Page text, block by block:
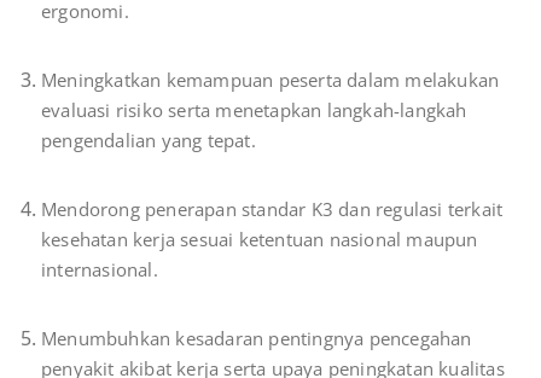
ergonomi.
Meningkatkan kemampuan peserta dalam melakukan
evaluasi risiko serta menetapkan langkah-langkah
pengendalian yang tepat.
Mendorong penerapan standar K3 dan regulasi terkait
kesehatan kerja sesuai ketentuan nasional maupun
internasional.
Menumbuhkan kesadaran pentingnya pencegahan
penyakit akibat kerja serta upaya peningkatan kualitas